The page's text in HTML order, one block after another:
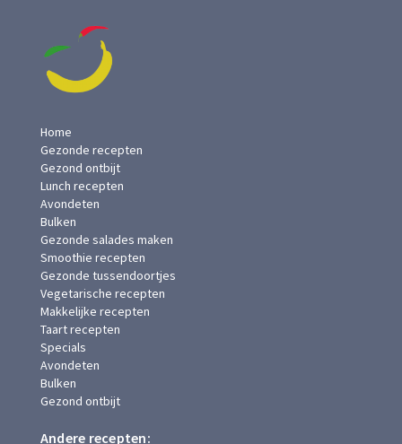
Home
Gezonde recepten
Gezond ontbijt
Lunch recepten
Avondeten
Bulken
Gezonde salades maken
Smoothie recepten
Gezonde tussendoortjes
Vegetarische recepten
Makkelijke recepten
Taart recepten
Specials
Avondeten
Bulken
Gezond ontbijt
Andere recepten: